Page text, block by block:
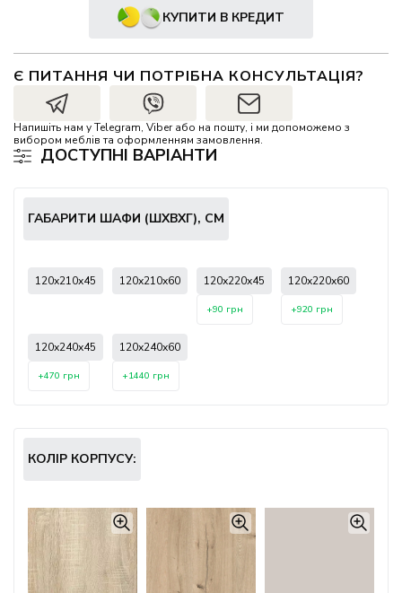
КУПИТИ В КРЕДИТ
Є ПИТАННЯ ЧИ ПОТРІБНА КОНСУЛЬТАЦІЯ?
Напишіть нам у Telegram, Viber або на пошту, і ми допоможемо з
вибором меблів та оформленням замовлення.
ДОСТУПНІ ВАРІАНТИ
ГАБАРИТИ ШАФИ (ШХВХГ), СМ
120х210х45 120х210х60 120х220х45
+90 грн
120х220х60
+920 грн
120х240х45
+470 грн
120х240х60
+1440 грн
КОЛІР КОРПУСУ: